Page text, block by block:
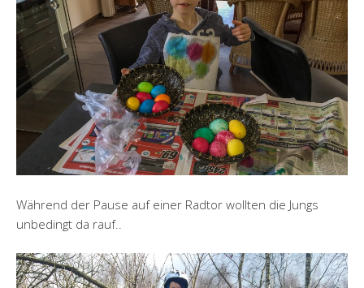
Während der Pause auf einer Radtor wollten die Jungs
unbedingt da rauf..